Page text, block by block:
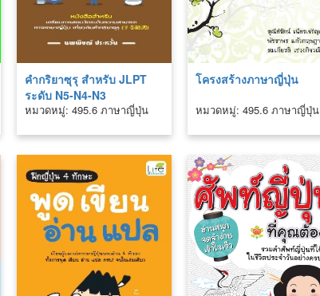
คำกริยาซุรุ สำหรับ JLPT
ระดับ N5-N4-N3
หมวดหมู่: 495.6 ภาษาญี่ปุ่น
โครงสร้างภาษาญี่ปุ่น
หมวดหมู่: 495.6 ภาษาญี่ปุ่น